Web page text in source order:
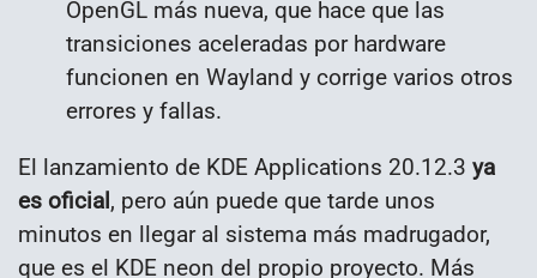
OpenGL más nueva, que hace que las
transiciones aceleradas por hardware
funcionen en Wayland y corrige varios otros
errores y fallas.
El lanzamiento de KDE Applications 20.12.3 ya
es oficial, pero aún puede que tarde unos
minutos en llegar al sistema más madrugador,
que es el KDE neon del propio proyecto. Más